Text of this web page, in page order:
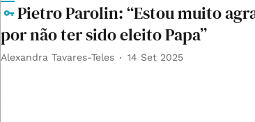
Pietro Parolin: “Estou muito
por não ter sido eleito Papa”
Alexandra Tavares-Teles 14 Set 2025